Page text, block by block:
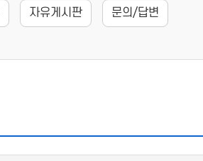
자유게시판 문의/답변